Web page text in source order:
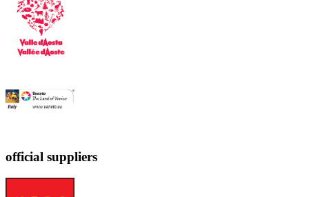
official suppliers